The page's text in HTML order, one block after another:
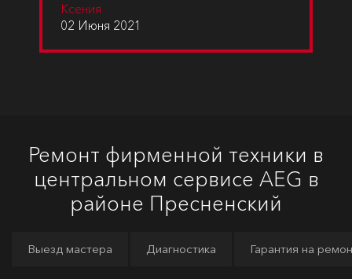
Ксения
02 Июня 2021
Ремонт фирменной техники в
центральном сервисе AEG в
районе Пресненский
Выезд мастера Диагностика Гарантия на